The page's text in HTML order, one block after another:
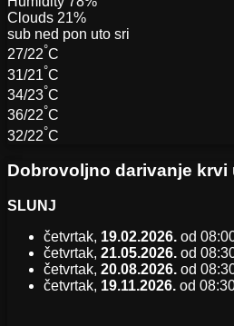
Clouds 21%
sub ned pon uto sri
27/22°C
31/21°C
34/23°C
36/22°C
32/22°C
Dobrovoljno darivanje krvi
SLUNJ
četvrtak, 19.02.2026. od
četvrtak, 21.05.2026. od
četvrtak, 20.08.2026. od
četvrtak, 19.11.2026. od